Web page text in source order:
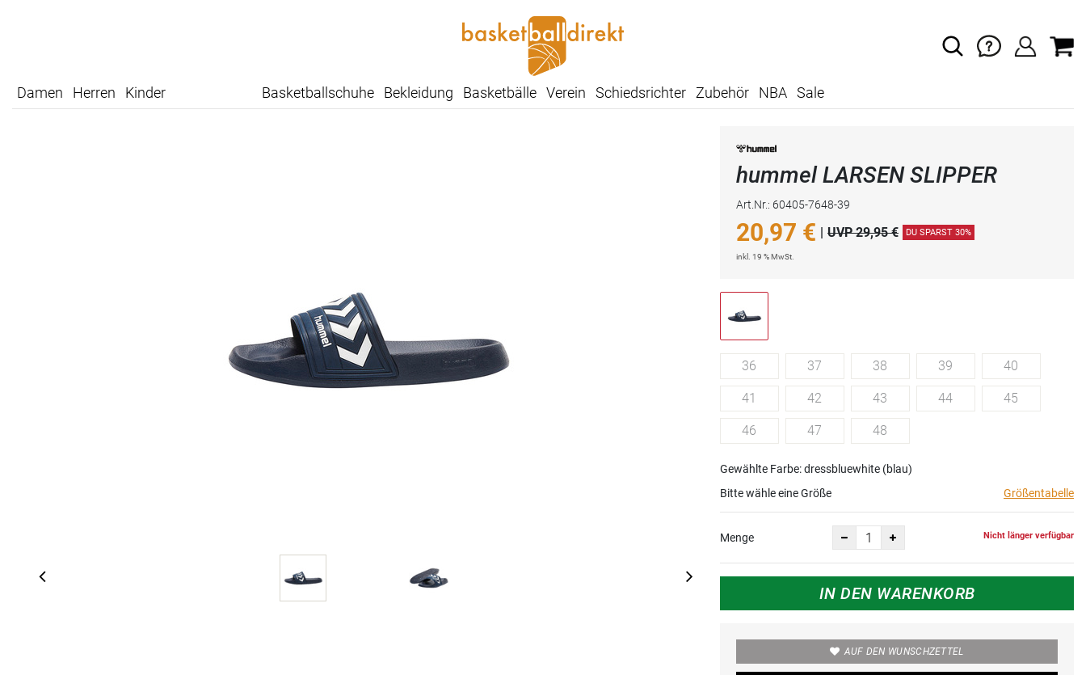
Damen Herren Kinder Basketballschuhe Bekleidung Basketbälle Verein Schiedsrichter Zubehör NBA Sale
hummel LARSEN SLIPPER
Art.Nr.: 60405-7648-39
20,97 € | UVP 29,95 € DU SPARST 30%
inkl. 19 % MwSt.
36 37 38 39 40
41 42 43 44 45
46 47 48
Gewählte Farbe: dressbluewhite (blau)
Bitte wähle eine Größe
Größentabelle
Menge Nicht länger verfügbar
IN DEN WARENKORB
AUF DEN WUNSCHZETTEL